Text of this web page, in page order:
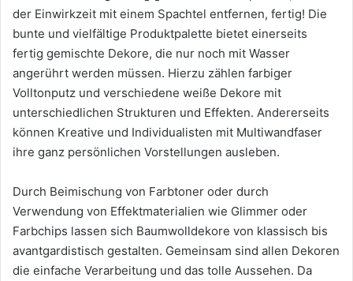
der Einwirkzeit mit einem Spachtel entfernen, fertig! Die
bunte und vielfältige Produktpalette bietet einerseits
fertig gemischte Dekore, die nur noch mit Wasser
angerührt werden müssen. Hierzu zählen farbiger
Volltonputz und verschiedene weiße Dekore mit
unterschiedlichen Strukturen und Effekten. Andererseits
können Kreative und Individualisten mit Multiwandfaser
ihre ganz persönlichen Vorstellungen ausleben.
Durch Beimischung von Farbtoner oder durch
Verwendung von Effektmaterialien wie Glimmer oder
Farbchips lassen sich Baumwolldekore von klassisch bis
avantgardistisch gestalten. Gemeinsam sind allen Dekoren
die einfache Verarbeitung und das tolle Aussehen. Da